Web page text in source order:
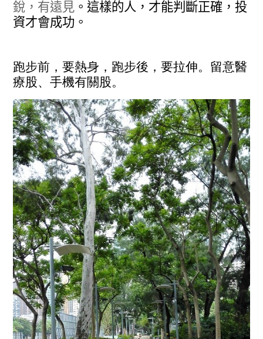
銳，有遠見 。這樣的人 ， 才能判斷正確 ，投
資才會成功。
跑步前，要熱身，跑步後，要拉伸。留意醫
療股、手機有關股。